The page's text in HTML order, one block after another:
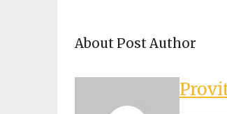
About Post Author